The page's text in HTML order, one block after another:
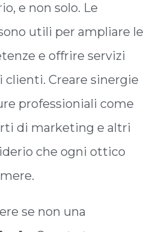
e non solo. Le
utili per ampliare le
e offrire servizi
Creare sinergie
professioniali come
di marketing e altri
che ogni ottico
se non una